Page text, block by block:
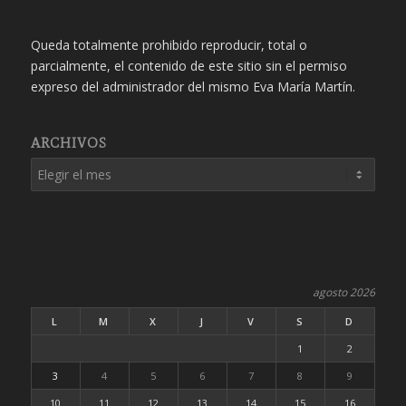
Queda totalmente prohibido reproducir, total o
parcialmente, el contenido de este sitio sin el permiso
expreso del administrador del mismo Eva María Martín.
ARCHIVOS
agosto 2026
L M X J V S
D
1
2
3
4 5 6 7 8
9
10
11 12 13 14 15 16